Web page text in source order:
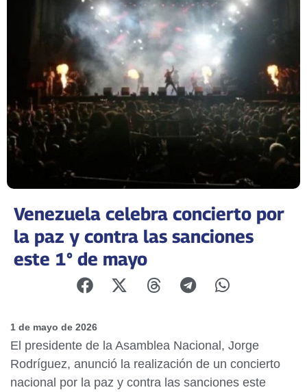
Venezuela celebra concierto por
la paz y contra las sanciones
este 1° de mayo
1 de mayo de 2026
El presidente de la Asamblea Nacional, Jorge
Rodríguez, anunció la realización de un concierto
nacional por la paz y contra las sanciones este